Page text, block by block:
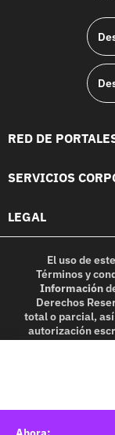
RED DE
SERVICIOS
LEGAL
El uso de
Términos y
Información
Derechos
total o parcial,
autorización